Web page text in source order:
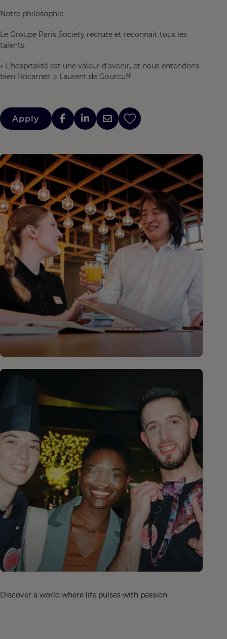
Notre philosophie :
Le Groupe Paris Society recrute et reconnait tous les
talents.
« L’hospitalité est une valeur d’avenir, et nous entendons
bien l’incarner. » Laurent de Gourcuff
Apply
Discover a world where life pulses with passion